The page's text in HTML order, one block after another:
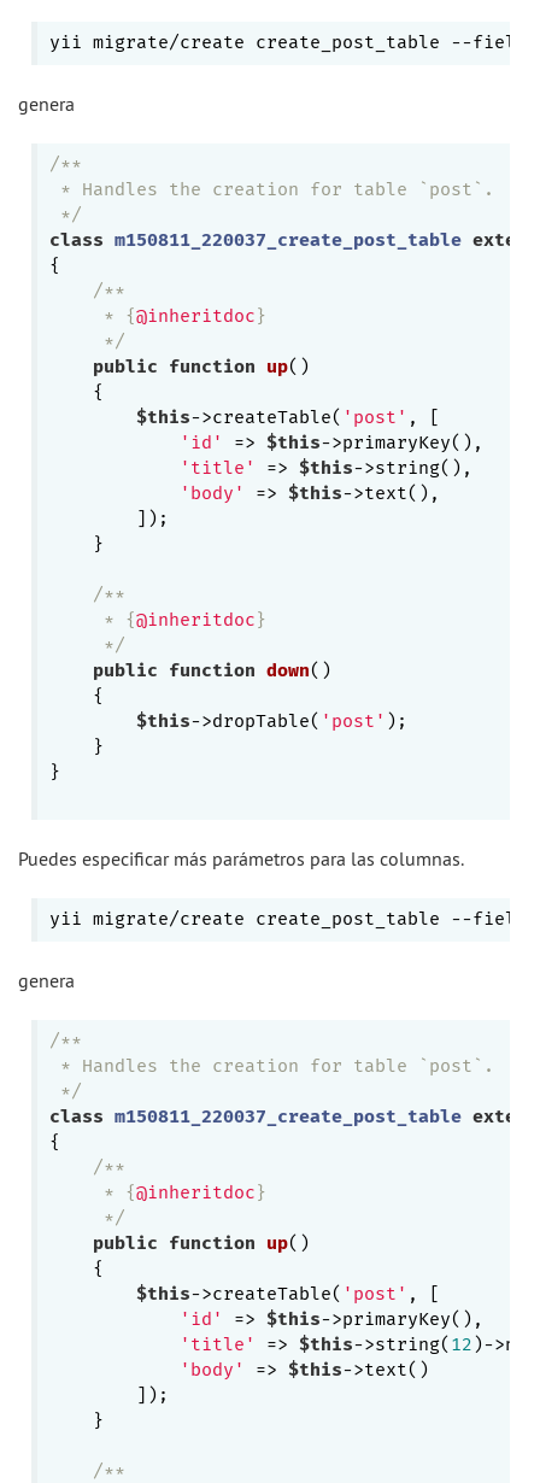
yii migrate/create create_post_table --
genera
/**
* Handles the creation for table `post`.
*/
class m150811_220037_create_post_table
{
/**
     * {
@inheritdoc}
     */
public
function up()
{
$this->createTable( 'post' , [
'id'
=> $this->primaryKey(),
'title'
=> $this->string(),
'body'
=> $this->text(),
        ]);
    }
/**
     * {
@inheritdoc}
     */
public
function down()
{
$this->dropTable( 'post' );
    }
}
Puedes especificar más parámetros para las columnas.
yii migrate/create create_post_table --
genera
/**
* Handles the creation for table `post`.
*/
class m150811_220037_create_post_table
{
/**
     * {
@inheritdoc}
     */
public
function up()
{
$this->createTable( 'post' , [
'id'
=> $this->primaryKey(),
'title'
=> $this->string(12)-
'body'
=> $this->text()
        ]);
    }
/**